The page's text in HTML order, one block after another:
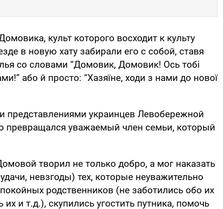
культ которого восходит к культу
в новую хату забирали его с собой, ставя
со словами “Домовик, Домовик! Ось тобі
або й просто: “Хазяїне, ходи з нами до нової
представлениями украинцев Левобережной
превращался уважаемый член семьи, который
творил не только добро, а мог наказать
невзгоды) тех, которые неуважительно
родственников (не заботились обо их
и т.д.), скупились угостить путника, помочь